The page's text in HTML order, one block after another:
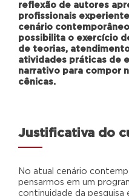
reflexão de autores
profissionais
cenário
possibilita o exercício
de teorias,
atividades práticas de
narrativo para compor
cênicas.
Justificativa do
No atual cenário
pensarmos em um
continuidade da